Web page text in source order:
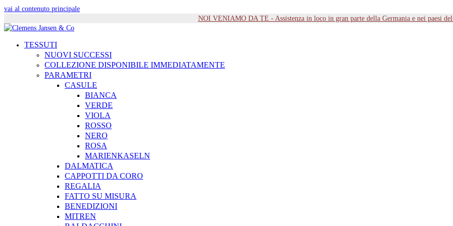
vai al contenuto principale
NOI VENIAMO DA TE - Assistenza in loco in gran parte della Germania e nei paesi
TESSUTI
NUOVI SUCCESSI
COLLEZIONE DISPONIBILE IMMEDIATAMENTE
PARAMETRI
CASULE
BIANCA
VERDE
VIOLA
ROSSO
NERO
ROSA
MARIENKASELN
DALMATICA
CAPPOTTI DA CORO
REGALIA
FATTO SU MISURA
BENEDIZIONI
MITREN